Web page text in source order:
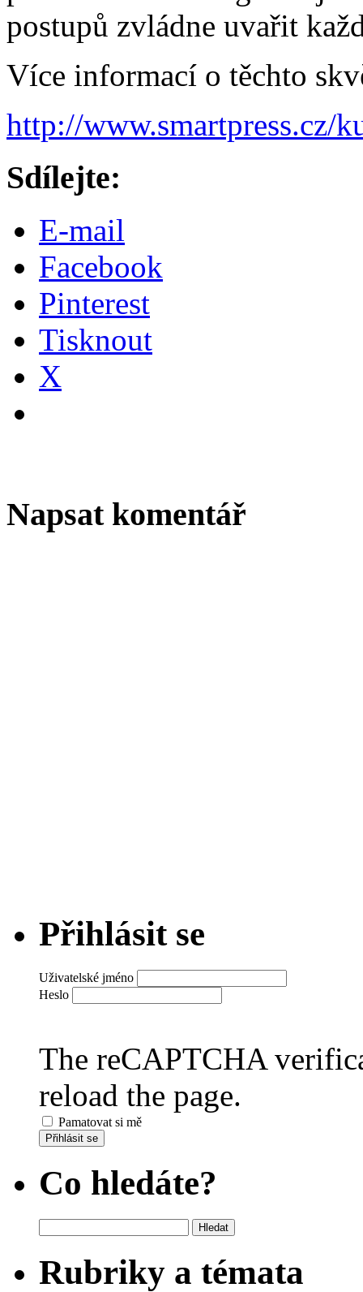
postupů zvládne uvařit
Více informací o těchto
http://www.smartpress.cz/
Sdílejte:
E-mail
Facebook
Pinterest
Tisknout
X
Napsat komentář
Přihlásit se
Uživatelské jméno
Heslo
The reCAPTCHA
reload the page.
Pamatovat si mě
Přihlásit se
Co hledáte?
Rubriky a témata